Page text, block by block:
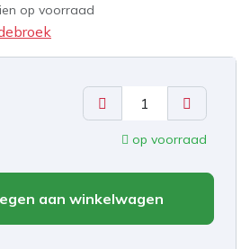
op voorraad
op voorraad
aan winkelwagen